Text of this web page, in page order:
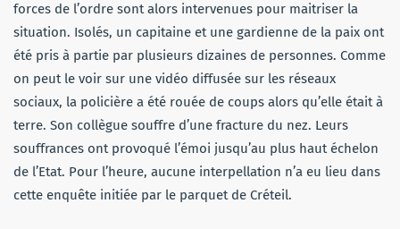
forces de l’ordre sont alors intervenues pour maitriser la
situation. Isolés, un capitaine et une gardienne de la paix ont
été pris à partie par plusieurs dizaines de personnes. Comme
on peut le voir sur une vidéo diffusée sur les réseaux
sociaux, la policière a été rouée de coups alors qu’elle était à
terre. Son collègue souffre d’une fracture du nez. Leurs
souffrances ont provoqué l’émoi jusqu’au plus haut échelon
de l’Etat. Pour l’heure, aucune interpellation n’a eu lieu dans
cette enquête initiée par le parquet de Créteil.